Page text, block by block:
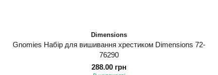
Dimensions
Gnomies Набір для вишивання хрестиком Dimensions 72-
76290
288.00 грн